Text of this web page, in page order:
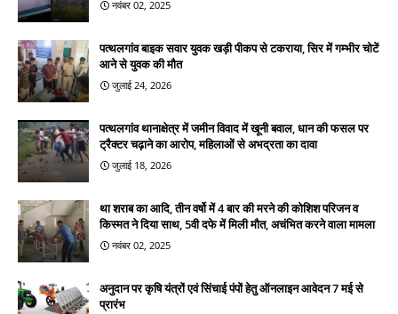
नवंबर 02, 2025
पत्थलगांव बाइक सवार युवक खड़ी पीकप से टकराया, सिर में गम्भीर चोटें
आने से युवक की मौत
जुलाई 24, 2026
पत्थलगांव थानाक्षेत्र में जमीन विवाद में खूनी बवाल, धान की फसल पर
ट्रैक्टर चढ़ाने का आरोप, महिलाओं से अभद्रता का दावा
जुलाई 18, 2026
था शराब का आदि, तीन वर्षो में 4 बार की मरने की कोशिश परिजन व
किस्मत ने दिया साथ, 5वी दफे में मिली मौत, अचंभित करने वाला मामला
नवंबर 02, 2025
अनुदान पर कृषि यंत्रों एवं सिंचाई पंपों हेतु ऑनलाइन आवेदन 7 मई से
प्रारंभ